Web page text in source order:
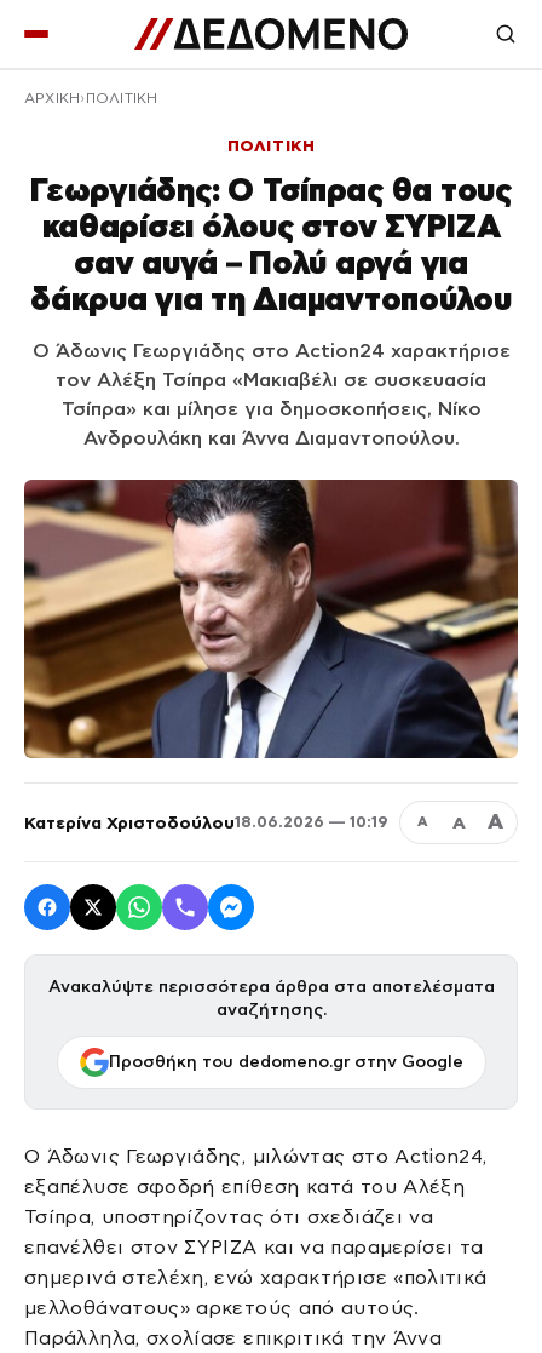
ΑΡΧΙΚΉ ΠΟΛΙΤΙΚΗ
ΠΟΛΙΤΙΚΗ
Γεωργιάδης: Ο Τσίπρας θα τους
καθαρίσει όλους στον ΣΥΡΙΖΑ
σαν αυγά – Πολύ αργά για
δάκρυα για τη Διαμαντοπούλου
Ο Άδωνις Γεωργιάδης στο Action24 χαρακτήρισε
τον Αλέξη Τσίπρα «Μακιαβέλι σε συσκευασία
Τσίπρα» και μίλησε για δημοσκοπήσεις, Νίκο
Ανδρουλάκη και Άννα Διαμαντοπούλου.
Κατερίνα Χριστοδούλου18.06.2026 — 10:19 Α Α Α
Ανακαλύψτε περισσότερα άρθρα στα αποτελέσματα
αναζήτησης.
Προσθήκη του dedomeno.gr στην Google
Ο Άδωνις Γεωργιάδης, μιλώντας στο Action24,
εξαπέλυσε σφοδρή επίθεση κατά του Αλέξη
Τσίπρα, υποστηρίζοντας ότι σχεδιάζει να
επανέλθει στον ΣΥΡΙΖΑ και να παραμερίσει τα
σημερινά στελέχη, ενώ χαρακτήρισε «πολιτικά
μελλοθάνατους» αρκετούς από αυτούς.
Παράλληλα, σχολίασε επικριτικά την Άννα